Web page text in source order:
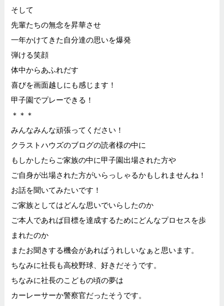
そして
先輩たちの無念を昇華させ
一年かけてきた自分達の思いを爆発
弾ける笑顔
体中からあふれだす
喜びを画面越しにも感じます！
甲子園でプレーできる！
＊＊＊
みんなみんな頑張ってください！
クラストハウズのブログの読者様の中に
もしかしたらご家族の中に甲子園出場された方や
ご自身が出場された方がいらっしゃるかもしれませんね！
お話を聞いてみたいです！
ご家族としてはどんな思いでいらしたのか
ご本人であれば目標を達成するためにどんなプロセスを歩
まれたのか
またお聞きする機会があればうれしいなぁと思います。
ちなみに社長も高校野球、好きだそうです。
ちなみに社長のこどもの頃の夢は
カーレーサーか警察官だったそうです。